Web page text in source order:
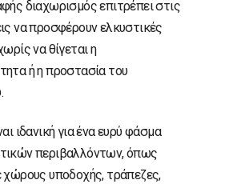
διαχωρισμός επιτρέπει στις
να προσφέρουν ελκυστικές
να θίγεται η
ή η προστασία του
ιδανική για ένα ευρύ φάσμα
περιβαλλόντων, όπως
χώρους υποδοχής, τράπεζες,